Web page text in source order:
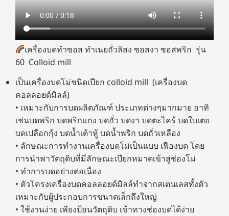
เครื่องบดทำซอส ทำเนยถั่วลิสง ซอสงา ซอสพริก รุ่น
60 Colloid mill
เป็นเครื่องบดโม่ชนิดเปียก colloid mill (เครื่องบด
คอลลอยด์มิลล์)
• เหมาะกับการบดผลิตภัณฑ์ ประเภทต่างๆมากมาย อาทิ
เช่นบดพริก บดพริกแกง บดถั่ว บดงา บดตะไคร้ บดใบเตย
บดเปลือกกุ้ง บดน้ำเต้าหู้ บดน้ำพริก บดถั่วเหลือง
• ลักษณะการทำงานเครื่องบดโม่เป็นแบบ เฟืองบด โดย
การนำพาวัตถุดิบที่มีลักษณะเปียกหมาดเข้าสู่ช่องโม่
• ทำการบดอย่างต่อเนื่อง
• ตัวโครงเครื่องบดคอลลอยด์มิลล์ทำจากสเตนเลสทั้งตัว
เหมาะกับผู้ประกอบการขนาดเล็กถึงใหญ่
• ใช้งานง่าย เพียงป้อนวัตถุดิบ เข้าทางช่องบดได้ง่าย